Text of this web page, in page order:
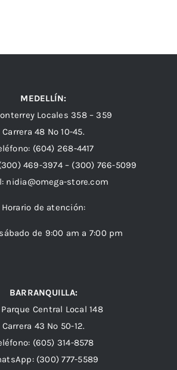
MEDELLÍN:
Locales 358 – 359
Carrera 48 Nº 10-45.
(604) 268-4417
469-3974 – (300) 766-5099
nidia@omega-store.com
Horario de atención:
de 9:00 am a 7:00 pm
BARRANQUILLA:
Parque Central Local 148
Carrera 43 Nº 50-12.
(605) 314-8578
(300) 777-5589